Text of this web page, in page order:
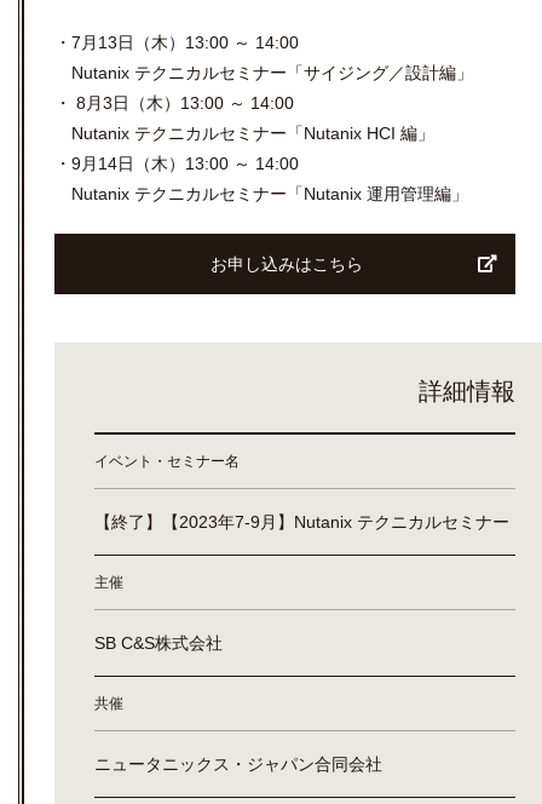
・7月13日（木）13:00 ～ 14:00
Nutanix テクニカルセミナー「サイジング／設計編」
・ 8月3日（木）13:00 ～ 14:00
Nutanix テクニカルセミナー「Nutanix HCI 編」
・9月14日（木）13:00 ～ 14:00
Nutanix テクニカルセミナー「Nutanix 運用管理編」
お申し込みはこちら
詳細情報
イベント・セミナー名
【終了】【2023年7-9月】Nutanix テクニカルセミナー
主催
SB C&S株式会社
共催
ニュータニックス・ジャパン合同会社